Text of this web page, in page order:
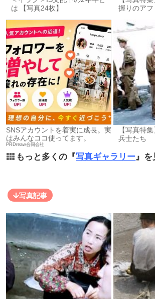
は 【写真24枚】
握りのアフ
SNSアカウントを着実に成長。実
はみんなココ使ってます。
PRDreaw合同会社
【写真特
兵士たち
もっと多くの『写真ギャラリー 』
写真記事